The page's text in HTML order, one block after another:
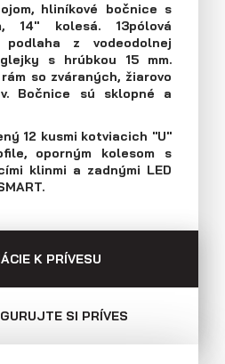
vedľa ložnej
bočnice)
a hliníkové
hliníkové bočnice s
14" kolesá. 13pólová
podlaha z vodeodolnej
s hrúbkou 15 mm.
so zváraných, žiarovo
Bočnice sú sklopné a
12 kusmi kotviacich "U"
oporným kolesom s
klinmi a zadnými LED
K PRÍVESU
SI PRÍVES